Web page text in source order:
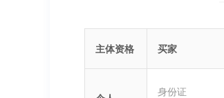
主体资格 买家
身份证